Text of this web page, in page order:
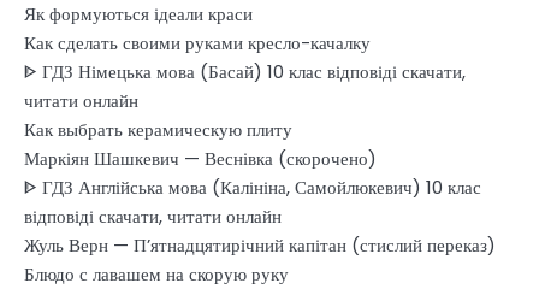
Як формуються ідеали краси
Как сделать своими руками кресло-качалку
ᐈ ГДЗ Німецька мова (Басай) 10 клас відповіді скачати,
читати онлайн
Как выбрать керамическую плиту
Маркіян Шашкевич — Веснівка (скорочено)
ᐈ ГДЗ Англійська мова (Калініна, Самойлюкевич) 10 клас
відповіді скачати, читати онлайн
Жуль Верн — П’ятнадцятирічний капітан (стислий переказ)
Блюдо с лавашем на скорую руку